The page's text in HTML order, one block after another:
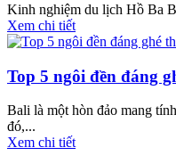
Kinh nghiệm du lịch Hồ Ba
Xem chi tiết
Top 5 ngôi đền đáng
Bali là một hòn đảo mang
đó,...
Xem chi tiết